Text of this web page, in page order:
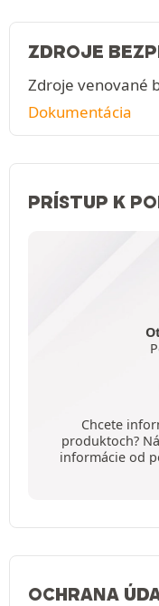
ZDROJE
Zdroje venované
Dokumentácia
PRÍSTUP K
Chcete
produktoch?
informácie od
OCHRANA